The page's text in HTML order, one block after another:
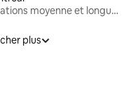
Locations moyenne et longue durée
plus